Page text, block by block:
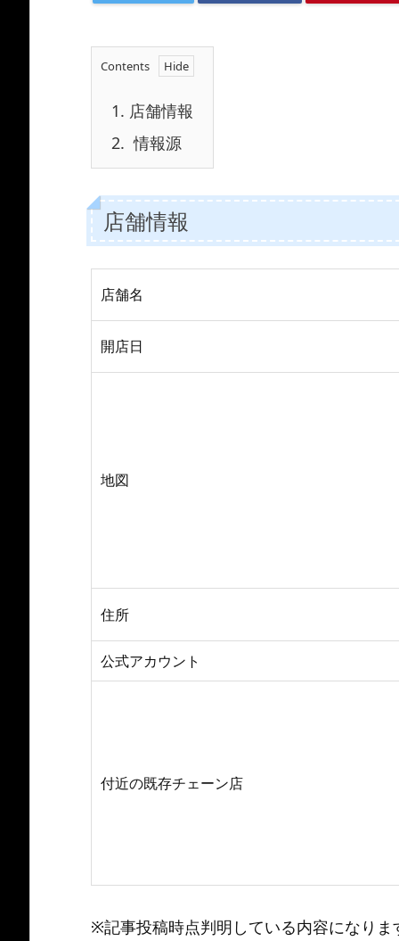
Contents
1. 店舗情報
2. 情報源
店舗情報
店舗名
開店日
地図
住所
公式アカウント
付近の既存チェーン店
※記事投稿時点判明している内容になり